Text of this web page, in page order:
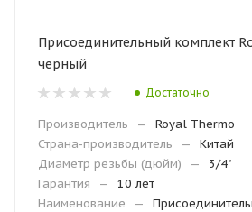
Присоединительный комплект
черный
Достаточно
Производитель —
Royal Thermo
Страна-производитель
—
Китай
Диаметр резьбы (дюйм)
—
3/4"
Гарантия
—
10 лет
Наименование
—